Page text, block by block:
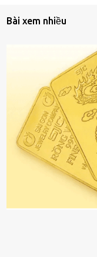
Bài xem nhiều